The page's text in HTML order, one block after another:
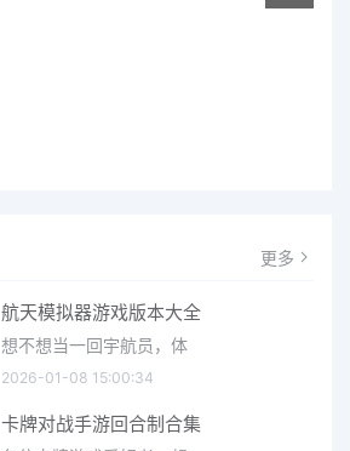
更多
航天模拟器游戏版本大全
想不想当一回宇航员，体
2026-01-08 15:00:34
卡牌对战手游回合制合集